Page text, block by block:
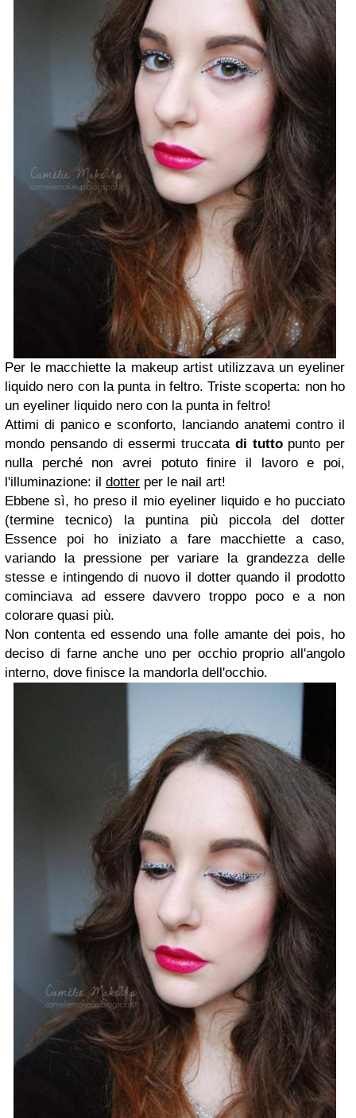
Per le macchiette la makeup artist utilizzava un eyeliner
liquido nero con la punta in feltro. Triste scoperta: non ho
un eyeliner liquido nero con la punta in feltro!
Attimi di panico e sconforto, lanciando anatemi contro il
mondo pensando di essermi truccata di tuttopunto per
nulla perché non avrei potuto finire il lavoro e poi,
l'illuminazione: il dotter per le nail art!
Ebbene sì, ho preso il mio eyeliner liquido e ho pucciato
(termine tecnico) la puntina più piccola del dotter
Essence poi ho iniziato a fare macchiette a caso,
variando la pressione per variare la grandezza delle
stesse e intingendo di nuovo il dotter quando il prodotto
cominciava ad essere davvero troppo poco e a non
colorare quasi più.
Non contenta ed essendo una folle amante dei pois, ho
deciso di farne anche uno per occhio proprio all'angolo
interno, dove finisce la mandorla dell'occhio.